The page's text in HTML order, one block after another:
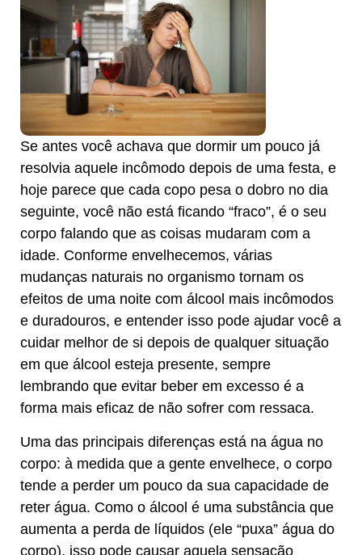
Se antes você achava que dormir um pouco já
resolvia aquele incômodo depois de uma festa, e
hoje parece que cada copo pesa o dobro no dia
seguinte, você não está ficando “fraco”, é o seu
corpo falando que as coisas mudaram com a
idade. Conforme envelhecemos, várias
mudanças naturais no organismo tornam os
efeitos de uma noite com álcool mais incômodos
e duradouros, e entender isso pode ajudar você a
cuidar melhor de si depois de qualquer situação
em que álcool esteja presente, sempre
lembrando que evitar beber em excesso é a
forma mais eficaz de não sofrer com ressaca.
Uma das principais diferenças está na água no
corpo: à medida que a gente envelhece, o corpo
tende a perder um pouco da sua capacidade de
reter água. Como o álcool é uma substância que
aumenta a perda de líquidos (ele “puxa” água do
corpo), isso pode causar aquela sensação